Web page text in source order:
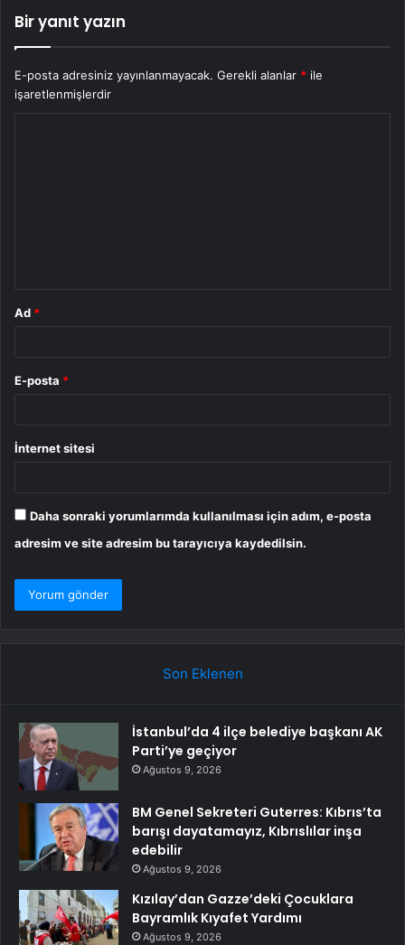
Bir yanıt yazın
E-posta adresiniz yayınlanmayacak. Gerekli alanlar * ile
işaretlenmişlerdir
Ad *
E-posta *
İnternet sitesi
Daha sonraki yorumlarımda kullanılması için adım, e-posta
adresim ve site adresim bu tarayıcıya kaydedilsin.
Son Eklenen
İstanbul’da 4 ilçe belediye başkanı AK
Parti’ye geçiyor
Ağustos 9, 2026
BM Genel Sekreteri Guterres: Kıbrıs’ta
barışı dayatamayız, Kıbrıslılar inşa
edebilir
Ağustos 9, 2026
Kızılay’dan Gazze’deki Çocuklara
Bayramlık Kıyafet Yardımı
Ağustos 9, 2026